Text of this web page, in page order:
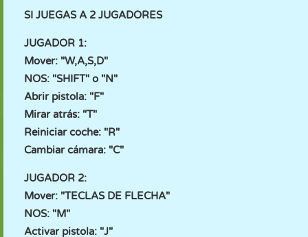
SI JUEGAS A 2 JUGADORES
JUGADOR 1:
Mover: "W,A,S,D"
NOS: "SHIFT" o "N"
Abrir pistola: "F"
Mirar atrás: "T"
Reiniciar coche: "R"
Cambiar cámara: "C"
JUGADOR 2:
Mover: "TECLAS DE FLECHA"
NOS: "M"
Activar pistola: "J"